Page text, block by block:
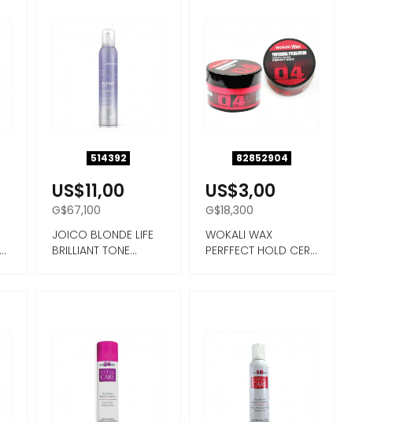
514392
US$11,00
G$67,100
JOICO BLONDE LIFE
BRILLIANT TONE
82852904
US$3,00
G$18,300
WOKALI WAX
PERFFECT HOLD CERA